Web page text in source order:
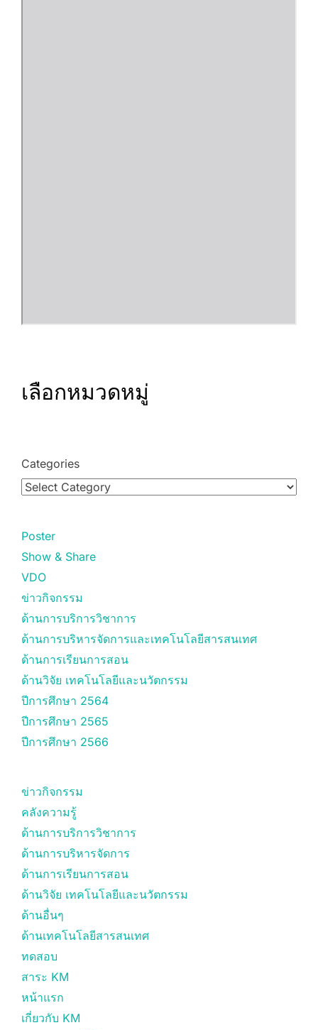
เลือกหมวดหมู่
Categories
Poster
Show & Share
VDO
ข่าวกิจกรรม
ด้านการบริการวิชาการ
ด้านการบริหารจัดการและเทคโนโลยีสารสนเทศ
ด้านการเรียนการสอน
ด้านวิจัย เทคโนโลยีและนวัตกรรม
ปีการศึกษา 2564
ปีการศึกษา 2565
ปีการศึกษา 2566
ข่าวกิจกรรม
คลังความรู้
ด้านการบริการวิชาการ
ด้านการบริหารจัดการ
ด้านการเรียนการสอน
ด้านวิจัย เทคโนโลยีและนวัตกรรม
ด้านอื่นๆ
ด้านเทคโนโลยีสารสนเทศ
ทดสอบ
สาระ KM
หน้าแรก
เกี่ยวกับ KM